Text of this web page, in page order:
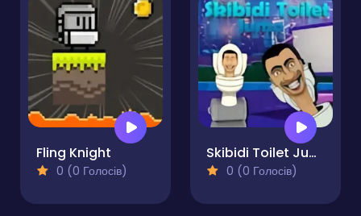
Fling Knight
0 (0 Голосів)
Skibidi Toilet Jump Challenge
0 (0 Голосів)